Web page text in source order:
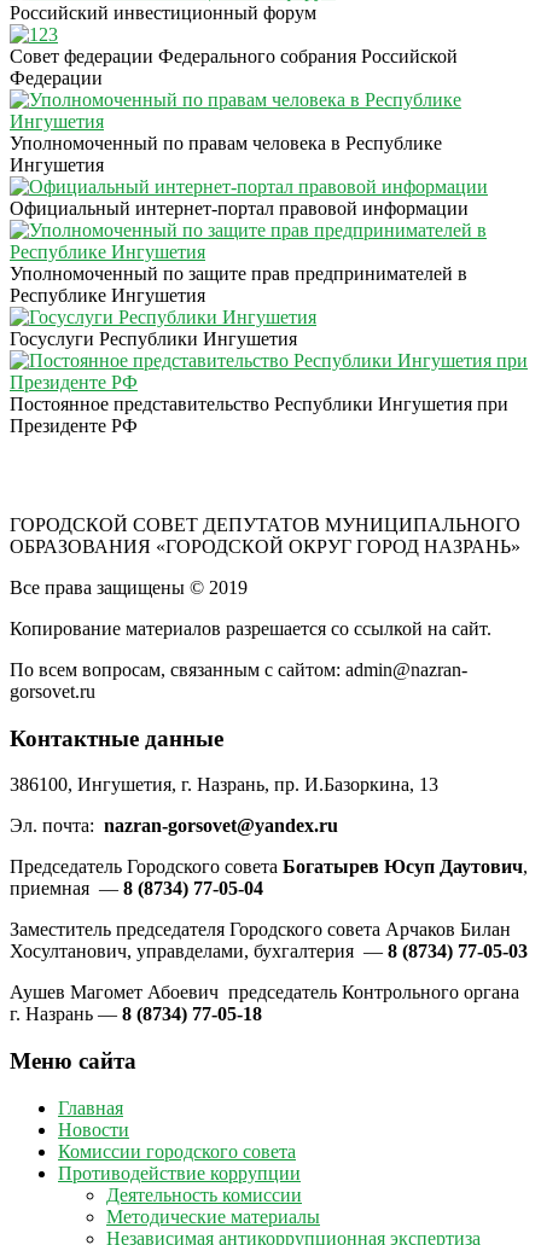
Российский инвестиционный форум
Совет федерации Федерального собрания Российской
Федерации
Уполномоченный по правам человека в Республике
Ингушетия
Официальный интернет-портал правовой информации
Уполномоченный по защите прав предпринимателей в
Республике Ингушетия
Госуслуги Республики Ингушетия
Постоянное представительство Республики Ингушетия при
Президенте РФ
ГОРОДСКОЙ СОВЕТ ДЕПУТАТОВ МУНИЦИПАЛЬНОГО
ОБРАЗОВАНИЯ «ГОРОДСКОЙ ОКРУГ ГОРОД НАЗРАНЬ»
Все права защищены © 2019
Копирование материалов разрешается со ссылкой на сайт.
По всем вопросам, связанным с сайтом: admin@nazran-
gorsovet.ru
Контактные данные
386100, Ингушетия, г. Назрань, пр. И.Базоркина, 13
Эл. почта: nazran-gorsovet@yandex.ru
Председатель Городского совета Богатырев Юсуп Даутович,
приемная — 8 (8734) 77-05-04
Заместитель председателя Городского совета Арчаков Билан
Хосултанович, управделами, бухгалтерия — 8 (8734) 77-05-03
Аушев Магомет Абоевич председатель Контрольного органа
г. Назрань — 8 (8734) 77-05-18
Меню сайта
Главная
Новости
Комиссии городского совета
Противодействие коррупции
Деятельность комиссии
Методические материалы
Независимая антикоррупционная экспертиза